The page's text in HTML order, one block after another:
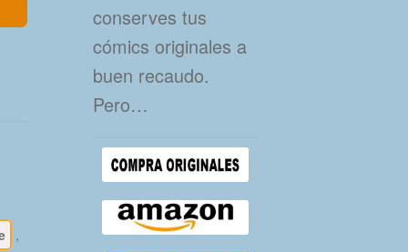
,
conserves tus
cómics originales a
buen recaudo.
Pero…